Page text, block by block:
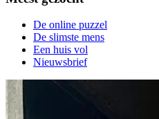
De online puzzel
De slimste mens
Een huis vol
Nieuwsbrief